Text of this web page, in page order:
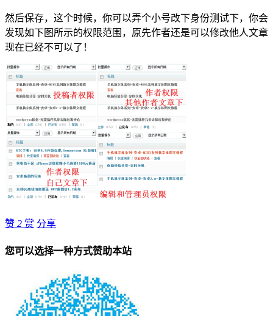
然后保存，这个时候，你可以弄个小号改下身份测试下，你会
发现如下图所示的权限范围，原先作者还是可以修改他人文章
现在已经不可以了！
赞 2 赏 分享
您可以选择一种方式赞助本站